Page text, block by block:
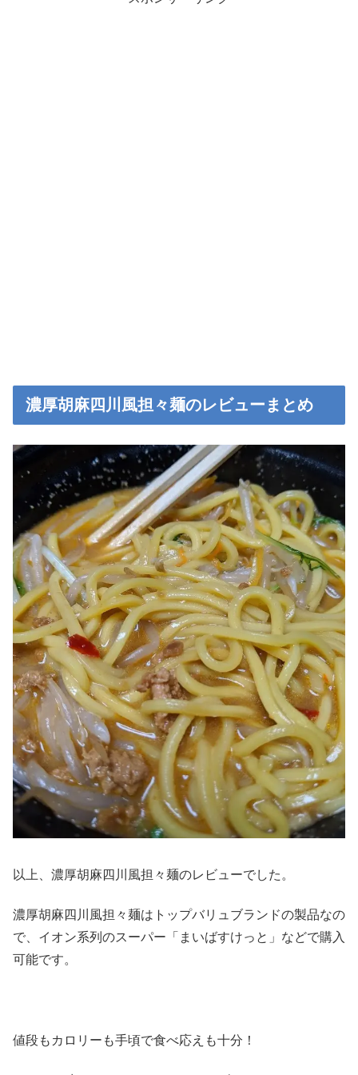
濃厚胡麻四川風担々麺のレビューまとめ
以上、濃厚胡麻四川風担々麺のレビューでした。
濃厚胡麻四川風担々麺はトップバリュブランドの製品なの
で、イオン系列のスーパー「まいばすけっと」などで購入
可能です。
値段もカロリーも手頃で食べ応えも十分！